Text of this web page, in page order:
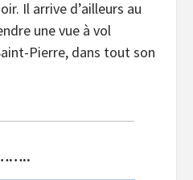
Il arrive d’ailleurs au
une vue à vol
Pierre, dans tout son